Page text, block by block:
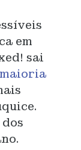
em
sai